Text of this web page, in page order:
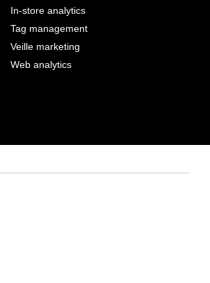
In-store analytics
Tag management
Veille marketing
Web analytics